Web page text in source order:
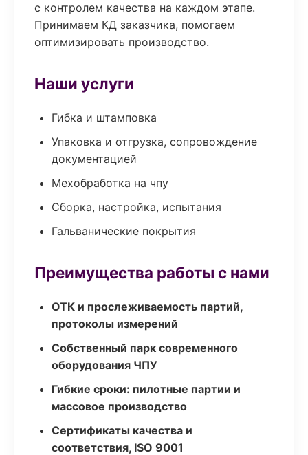
с контролем качества на каждом этапе.
Принимаем КД заказчика, помогаем
оптимизировать производство.
Наши услуги
Гибка и штамповка
Упаковка и отгрузка, сопровождение
документацией
Мехобработка на чпу
Сборка, настройка, испытания
Гальванические покрытия
Преимущества работы с нами
ОТК и прослеживаемость партий,
протоколы измерений
Собственный парк современного
оборудования ЧПУ
Гибкие сроки: пилотные партии и
массовое производство
Сертификаты качества и
соответствия, ISO 9001